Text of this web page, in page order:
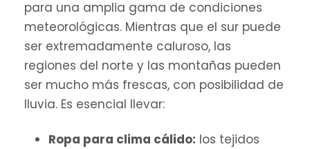
para una amplia gama de condiciones
meteorológicas. Mientras que el sur puede
ser extremadamente caluroso, las
regiones del norte y las montañas pueden
ser mucho más frescas, con posibilidad de
lluvia. Es esencial llevar:
Ropa para clima cálido: los tejidos